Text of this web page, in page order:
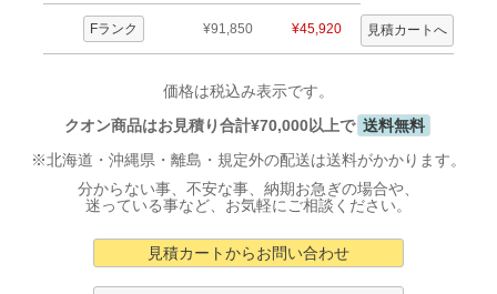
Fランク ¥91,850 ¥45,920
価格は税込み表示です。
クオン商品はお見積り合計¥70,000以上で 送料無料
※北海道・沖縄県・離島・規定外の配送は送料がかかります。
分からない事、不安な事、納期お急ぎの場合や、
迷っている事など、お気軽にご相談ください。
見積カートからお問い合わせ